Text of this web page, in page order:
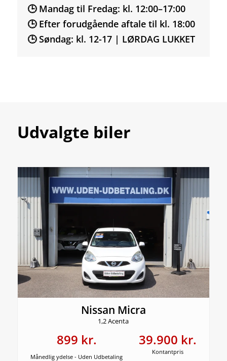
🕒 Mandag til Fredag: kl. 12:00–17:00
🕒 Efter forudgående aftale til kl. 18:00
🕒 Søndag: kl. 12-17 | LØRDAG LUKKET
Udvalgte biler
Nissan Micra
1,2 Acenta
899 kr.
Månedlig ydelse - Uden Udbetaling
39.900 kr.
Kontantpris